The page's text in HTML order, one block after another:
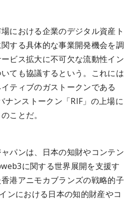
における企業のデジタル資産ト
する具体的な事業開発機会を調
ビス拡大に不可欠な流動性イン
ても協議するという。これには
ティブのガストークンである
ナンストークン「RIF」の上場に
ことだ。
パンは、日本の知財やコンテン
に関する世界展開を支援す
港アニモカブランズの戦略的子
ンにおける日本の知的財産やコ